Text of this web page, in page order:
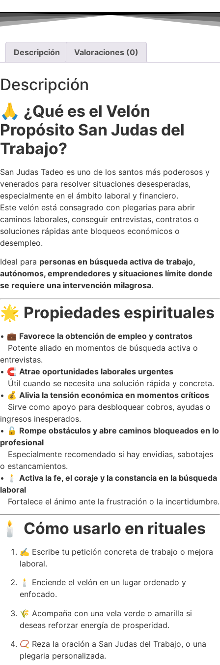
Descripción Valoraciones (0)
Descripción
🙏 ¿Qué es el Velón
Propósito San Judas del
Trabajo?
San Judas Tadeo es uno de los santos más poderosos y
venerados para resolver situaciones desesperadas,
especialmente en el ámbito laboral y financiero.
Este velón está consagrado con plegarias para abrir
caminos laborales, conseguir entrevistas, contratos o
soluciones rápidas ante bloqueos económicos o
desempleo.
Ideal para personas en búsqueda activa de trabajo,
autónomos, emprendedores y situaciones límite donde
se requiere una intervención milagrosa.
🌟 Propiedades espirituales
• 💼 Favorece la obtención de empleo y contratos
Potente aliado en momentos de búsqueda activa o
entrevistas.
• 🧲 Atrae oportunidades laborales urgentes
Útil cuando se necesita una solución rápida y concreta.
• 💰 Alivia la tensión económica en momentos críticos
Sirve como apoyo para desbloquear cobros, ayudas o
ingresos inesperados.
• 🔓 Rompe obstáculos y abre caminos bloqueados en lo
profesional
Especialmente recomendado si hay envidias, sabotajes
o estancamientos.
• 🕯️ Activa la fe, el coraje y la constancia en la búsqueda
laboral
Fortalece el ánimo ante la frustración o la incertidumbre.
🕯️ Cómo usarlo en rituales
✍️ Escribe tu petición concreta de trabajo o mejora
laboral.
🕯️ Enciende el velón en un lugar ordenado y
enfocado.
🌾 Acompaña con una vela verde o amarilla si
deseas reforzar energía de prosperidad.
📿 Reza la oración a San Judas del Trabajo, o una
plegaria personalizada.